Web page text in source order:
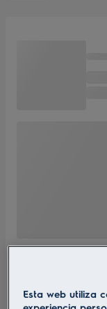
Esta web utiliza